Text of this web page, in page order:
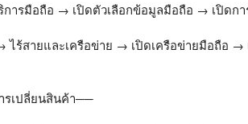
การมือถือ → เปิดตัวเลือกข้อมูลมือถือ → เปิดก
ไร้สายและเครือข่าย → เปิดเครือข่ายมือถือ →
เปลี่ยนสินค้า──